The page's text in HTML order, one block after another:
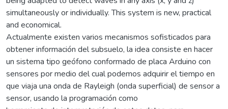
simultaneously or individually. This system is new, practical
and economical.
Actualmente existen varios mecanismos sofisticados para
obtener información del subsuelo, la idea consiste en hacer
un sistema tipo geófono conformado de placa Arduino con
sensores por medio del cual podemos adquirir el tiempo en
que viaja una onda de Rayleigh (onda superficial) de sensor a
sensor, usando la programación como